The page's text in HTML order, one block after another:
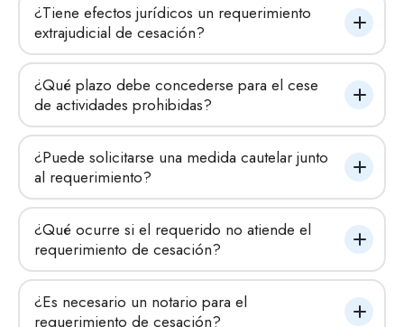
¿Tiene efectos jurídicos un requerimiento
extrajudicial de cesación?
¿Qué plazo debe concederse para el cese
de actividades prohibidas?
¿Puede solicitarse una medida cautelar junto
al requerimiento?
¿Qué ocurre si el requerido no atiende el
requerimiento de cesación?
¿Es necesario un notario para el
requerimiento de cesación?